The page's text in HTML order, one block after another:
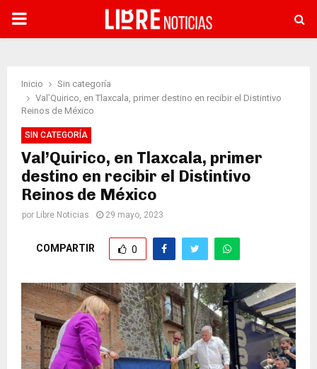
PRIMARY
Inicio
Sin categoría
Val’Quirico, en Tlaxcala, primer destino en recibir el Distintivo
Reinos de México
SIN CATEGORÍA
Val’Quirico, en Tlaxcala, primer
destino en recibir el Distintivo
Reinos de México
por Libre Noticias 29 mayo, 2023
COMPARTIR 0